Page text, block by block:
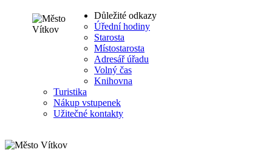
Důležité odkazy
Úřední hodiny
Starosta
Místostarosta
Adresář úřadu
Volný čas
Knihovna
Turistika
Nákup vstupenek
Užitečné kontakty